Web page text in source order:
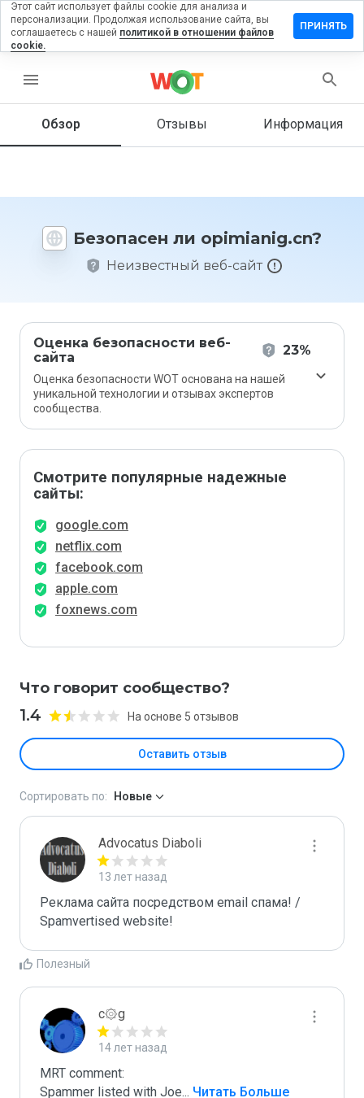
menu
Обзор Отзывы Информация
Безопасен ли opimianig.cn?
Неизвестный веб-сайт
Оценка безопасности веб-
сайта
23%
Оценка безопасности WOT основана на нашей
уникальной технологии и отзывах экспертов
сообщества.
Смотрите популярные надежные
сайты:
google.com
netflix.com
facebook.com
apple.com
foxnews.com
Что говорит сообщество?
1.4 На основе 5 отзывов
Оставить отзыв
на
Как бы
этот
1 до 5?
Сортировать по: Новые
Advocatus Diaboli
13 лет назад
Реклама сайта посредством email спама! /
Spamvertised website!
Полезный
c۞g
14 лет назад
MRT comment:
Spammer listed with Joe... Читать Больше
Этот сайт использует файлы cookie для анализа и
персонализации. Продолжая использование сайта, вы
соглашаетесь с нашей политикой в отношении файлов
cookie.
ПРИНЯТЬ